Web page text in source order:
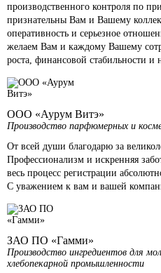
производственного контроля по
признательны Вам и Вашему
оперативность и серьезное
желаем Вам и каждому Вашему
роста, финансовой стабильности и
ООО «Аурум Витэ»
Производство парфюмерных и
От всей души благодарю за
Профессионализм и искренняя
весь процесс регистрации
С уважением к вам и вашей
ЗАО ПО «Гамми»
Производство ингредиентов для
хлебопекарной промышленности